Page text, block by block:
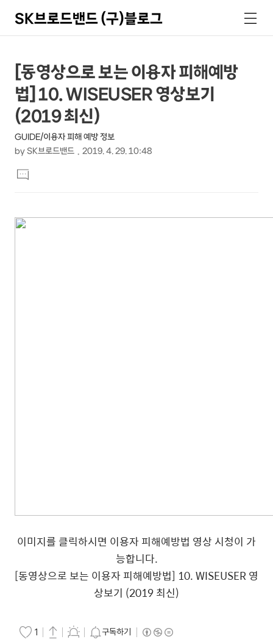
SK브로드밴드 (구)블로그
색
메
뉴
상
세
컨
텐
츠
본
문
제
목
[동영상으로 보는 이용자 피해예방
법] 10. WISEUSER 영상보기
(2019 최신)
GUIDE/이용자 피해 예방 정보
by SK브로드밴드 2019. 4. 29. 10:48
문
댓
글
이미지를 클릭하시면 이용자 피해예방법 영상 시청이 가
능합니다.
[동영상으로 보는 이용자 피해예방법] 10. WISEUSER 영
상보기 (2019 최신)
1 구독하기